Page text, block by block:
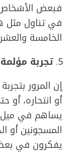
فبعض الأشخاص
في تناول مثل
الخامسة
تجربة مؤلمة
إن المرور
أو انتحاره،
يساهم في ميل
المسجونين أو
يفكرون في بعض